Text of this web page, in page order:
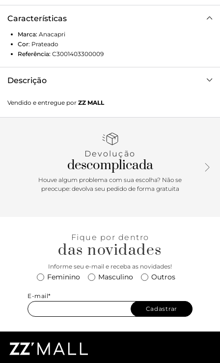
Características
Marca: Anacapri
Cor: Prateado
Referência: C3001403300009
Descrição
prata. O modelo possui solado rasteiro emborrachado com
leve saltinho e biqueira arredondada. Apresenta cabedal em
uma pequena que separa os dedos, uma sobre os dedos e
elástica com aplicação de cristais na parte traseira que
contorna o calcanhar pelas laterais. Delicada, o modelo
deixa parte do pé à mostra.
aplicação de cristais deixam o modelo ainda mais elegante
e sofisticado, elevando suas produções de festa. De calce
Vendido e entregue por ZZ MALL
Devolução
descomplicada
Houve algum problema com sua escolha? Não se
preocupe: devolva seu pedido de forma gratuita
Fique por dentro
das novidades
Informe seu e-mail e receba as novidades!
Feminino Masculino Outros
E-mail*
Cadastrar